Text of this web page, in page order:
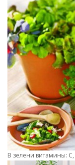
В зелени витамины: С,